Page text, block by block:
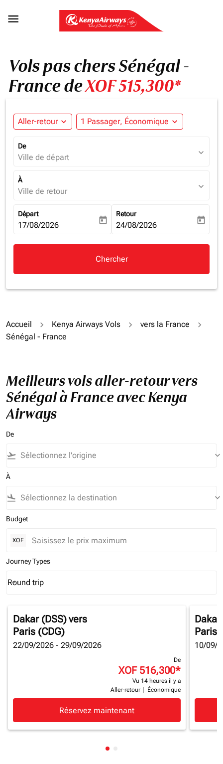

Vols pas chers Sénégal -
France deXOF 515,300*
Aller-retour expand_more 1 Passager, Économique expand_more
De
Ville de départ expand_more
À
Ville de retour expand_more
Départ
fc-booking-departure-date-aria-label
17/08/2026 today
Retour
fc-booking-return-date-aria-
24/08/2026 today
Chercher
Accueil Kenya Airways Vols
vers la France
Sénégal - France
Meilleurs vols aller-retour vers
Sénégal à France avec Kenya
Airways
De
flight_takeoff keyboard_arrow_down
À
flight_land keyboard_arrow_down
Budget
XOF
Journey Types
Journey Types option Round trip Selected
Round trip
keyboard_arrow_down
Dakar (DSS)vers
Paris (CDG)
22/09/2026 - 29/09/2026
De
XOF 516,300*
Vu 14 heures il y a
Aller-retour
Économique
Réservez maintenant
Dakar
Paris
10/09/
Affichage de cmp-pagination-